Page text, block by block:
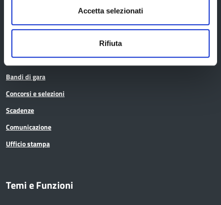
Accetta selezionati
Rifiuta
Amministrazione trasparente
Avvisi pubblici
Bandi di gara
Concorsi e selezioni
Scadenze
Comunicazione
Ufficio stampa
Temi e Funzioni